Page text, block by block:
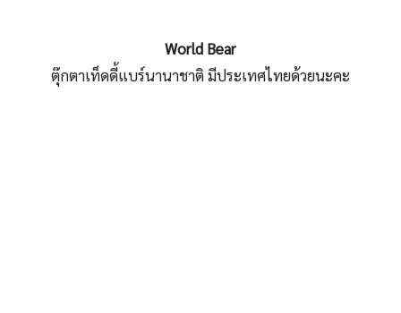
World Bear
ตุ๊กตาเท็ดดี้แบร์นานาชาติ มีประเทศไทยด้วยนะคะ